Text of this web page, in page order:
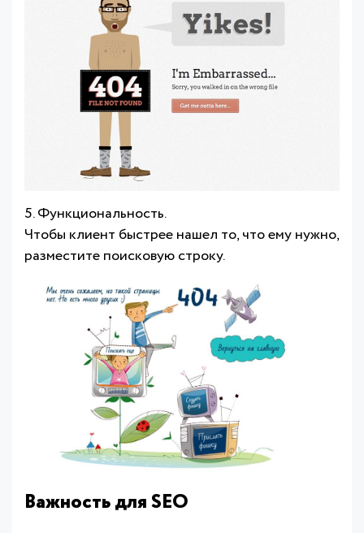
5. Функциональность.
Чтобы клиент быстрее нашел то, что ему нужно,
разместите поисковую строку.
Важность для SEO